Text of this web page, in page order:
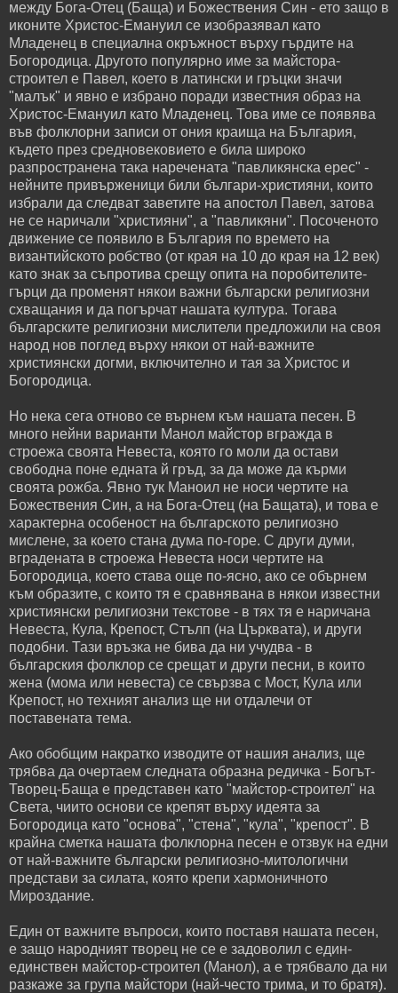
между Бога-Отец (Баща) и Божествения Син - ето защо в
иконите Христос-Емануил се изобразявал като
Младенец в специална окръжност върху гърдите на
Богородица. Другото популярно име за майстора-
строител е Павел, което в латински и гръцки значи
"малък" и явно е избрано поради известния образ на
Христос-Емануил като Младенец. Това име се появява
във фолклорни записи от ония краища на България,
където през средновековието е била широко
разпространена така наречената "павликянска ерес" -
нейните привърженици били българи-християни, които
избрали да следват заветите на апостол Павел, затова
не се наричали "християни", а "павликяни". Посоченото
движение се появило в България по времето на
византийското робство (от края на 10 до края на 12 век)
като знак за съпротива срещу опита на поробителите-
гърци да променят някои важни български религиозни
схващания и да погърчат нашата култура. Тогава
българските религиозни мислители предложили на своя
народ нов поглед върху някои от най-важните
християнски догми, включително и тая за Христос и
Богородица.
Но нека сега отново се върнем към нашата песен. В
много нейни варианти Манол майстор вгражда в
строежа своята Невеста, която го моли да остави
свободна поне едната й гръд, за да може да кърми
своята рожба. Явно тук Маноил не носи чертите на
Божествения Син, а на Бога-Отец (на Бащата), и това е
характерна особеност на българското религиозно
мислене, за което стана дума по-горе. С други думи,
вградената в строежа Невеста носи чертите на
Богородица, което става още по-ясно, ако се обърнем
към образите, с които тя е сравнявана в някои известни
християнски религиозни текстове - в тях тя е наричана
Невеста, Кула, Крепост, Стълп (на Църквата), и други
подобни. Тази връзка не бива да ни учудва - в
българския фолклор се срещат и други песни, в които
жена (мома или невеста) се свързва с Мост, Кула или
Крепост, но техният анализ ще ни отдалечи от
поставената тема.
Ако обобщим накратко изводите от нашия анализ, ще
трябва да очертаем следната образна редичка - Богът-
Творец-Баща е представен като "майстор-строител" на
Света, чиито основи се крепят върху идеята за
Богородица като "основа", "стена", "кула", "крепост". В
крайна сметка нашата фолклорна песен е отзвук на едни
от най-важните български религиозно-митологични
представи за силата, която крепи хармоничното
Мироздание.
Един от важните въпроси, които поставя нашата песен,
е защо народният творец не се е задоволил с един-
единствен майстор-строител (Манол), а е трябвало да ни
разкаже за група майстори (най-често трима, и то братя).